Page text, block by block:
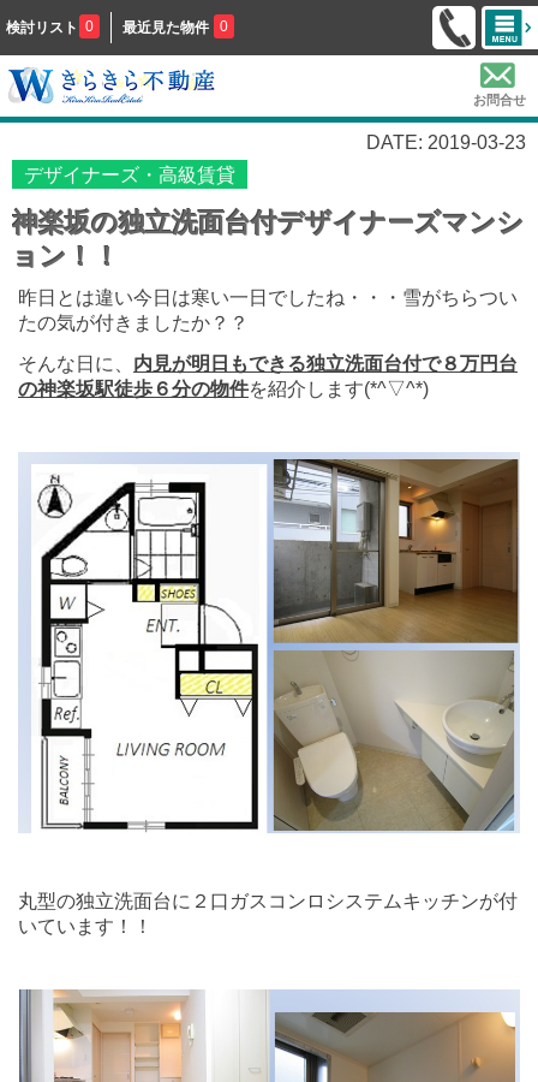
検討リスト 0 最近見た物件 0
お問合せ
DATE: 2019-03-23
デザイナーズ・高級賃貸
神楽坂の独立洗面台付デザイナーズマンシ
ョン！！
昨日とは違い今日は寒い一日でしたね・・・雪がちらつい
たの気が付きましたか？？
そんな日に、 内見が明日もできる独立洗面台付で８万円台
の神楽坂駅徒歩６分の物件を紹介します(*^▽^*)
丸型の独立洗面台に２口ガスコンロシステムキッチンが付
いています！！